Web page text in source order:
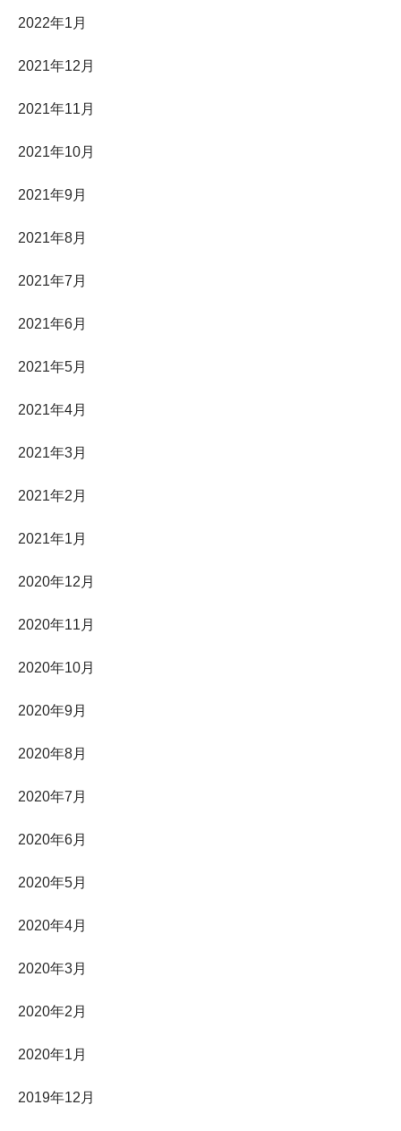
2022年1月
2021年12月
2021年11月
2021年10月
2021年9月
2021年8月
2021年7月
2021年6月
2021年5月
2021年4月
2021年3月
2021年2月
2021年1月
2020年12月
2020年11月
2020年10月
2020年9月
2020年8月
2020年7月
2020年6月
2020年5月
2020年4月
2020年3月
2020年2月
2020年1月
2019年12月